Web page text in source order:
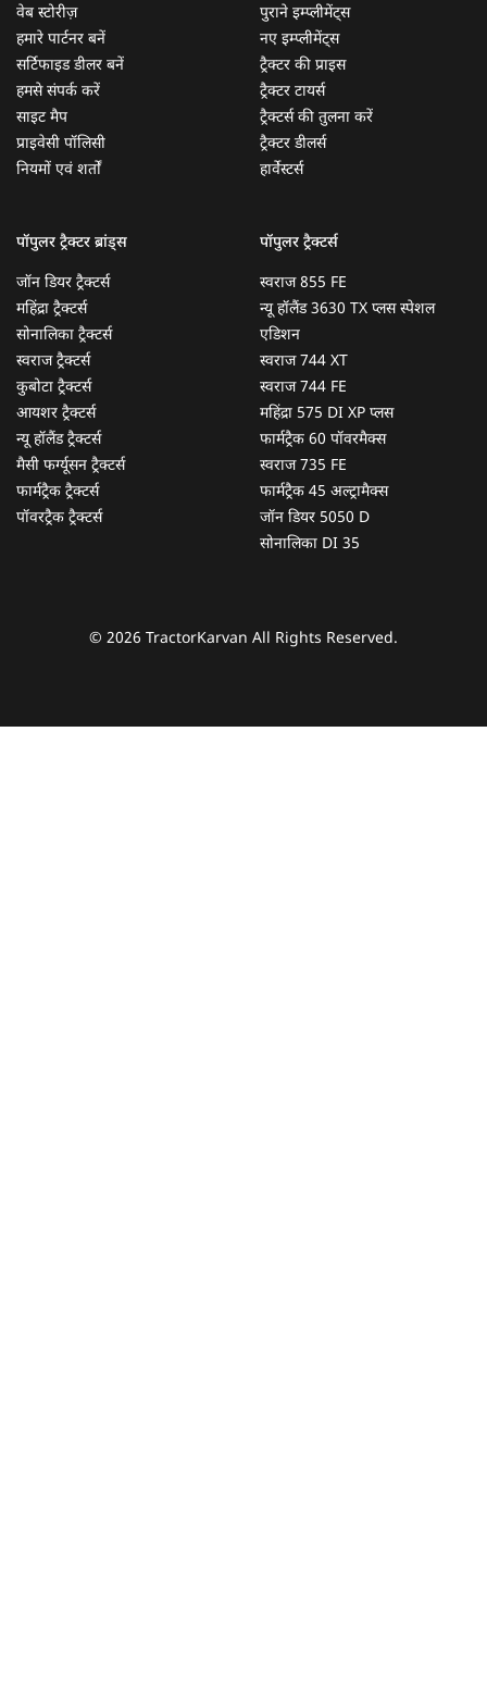
वेब स्टोरीज़
हमारे पार्टनर बनें
सर्टिफाइड डीलर बनें
हमसे संपर्क करें
साइट मैप
प्राइवेसी पॉलिसी
नियमों एवं शर्तों
पुराने इम्प्लीमेंट्स
नए इम्प्लीमेंट्स
ट्रैक्टर की प्राइस
ट्रैक्टर टायर्स
ट्रैक्टर्स की तुलना करें
ट्रैक्टर डीलर्स
हार्वेस्टर्स
पॉपुलर ट्रैक्टर ब्रांड्स
जॉन डियर ट्रैक्टर्स
महिंद्रा ट्रैक्टर्स
सोनालिका ट्रैक्टर्स
स्वराज ट्रैक्टर्स
कुबोटा ट्रैक्टर्स
आयशर ट्रैक्टर्स
न्यू हॉलैंड ट्रैक्टर्स
मैसी फर्ग्यूसन ट्रैक्टर्स
फार्मट्रैक ट्रैक्टर्स
पॉवरट्रैक ट्रैक्टर्स
पॉपुलर ट्रैक्टर्स
स्वराज 855 FE
न्यू हॉलैंड 3630 TX प्लस स्पेशल
एडिशन
स्वराज 744 XT
स्वराज 744 FE
महिंद्रा 575 DI XP प्लस
फार्मट्रैक 60 पॉवरमैक्स
स्वराज 735 FE
फार्मट्रैक 45 अल्ट्रामैक्स
जॉन डियर 5050 D
सोनालिका DI 35
© 2026 TractorKarvan All Rights Reserved.